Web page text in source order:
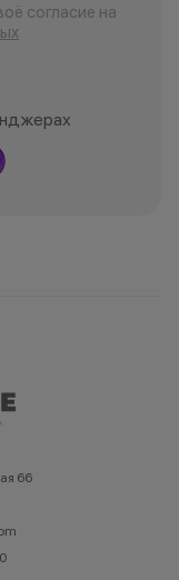
согласие на
66